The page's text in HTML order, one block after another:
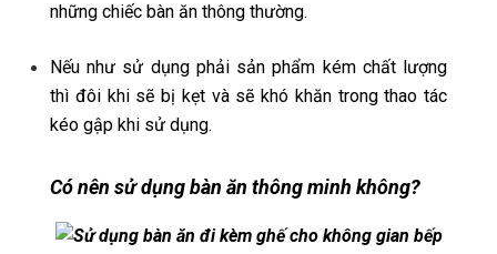
những chiếc bàn ăn thông thường.
Nếu như sử dụng phải sản phẩm kém chất lượng
thì đôi khi sẽ bị kẹt và sẽ khó khăn trong thao tác
kéo gập khi sử dụng.
Có nên sử dụng bàn ăn thông minh không?